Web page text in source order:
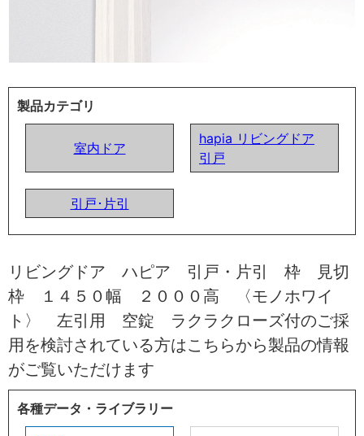
製品カテゴリ
室内ドア
hapia リビングドア
引戸
引戸･片引
リビングドア ハピア 引戸・片引 枠 見切
枠 １４５０幅 ２０００高 〈モノホワイ
ト〉 左引用 空錠 ラクラクローズ付のご採
用を検討されている方はこちらから製品の情報
がご覧いただけます
各種データ・ライブラリー